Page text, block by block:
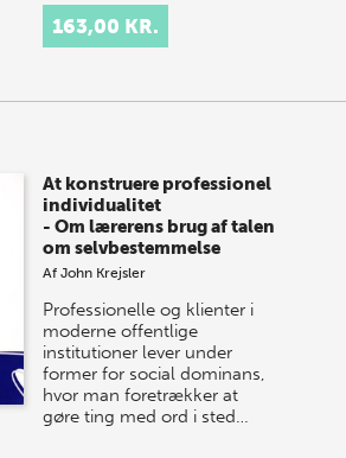
163,00 KR.
At konstruere professionel
individualitet
- Om lærerens brug af talen
om selvbestemmelse
AfJohn Krejsler
Professionelle og klienter i
moderne offentlige
institutioner lever under
former for social dominans,
hvor man foretrækker at
gøre ting med ord i sted…